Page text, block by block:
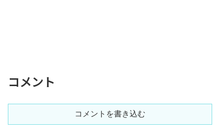
コメント
コメントを書き込む